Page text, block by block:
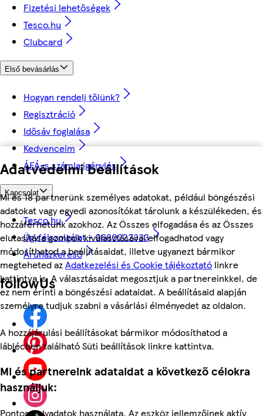
Adatvédelmi beállítások
Mi és 18 partnerünk személyes adatokat, például böngészési
adatokat vagy egyedi azonosítókat tárolunk a készülékeden, és
hozzáférhetünk azokhoz. Az Összes elfogadása és az Összes
elutasítása gombok kiválasztásával elfogadhatod vagy
módosíthatod a beállításaidat, illetve ugyanezt bármikor
megteheted azAdatkezelési és Cookie tájékoztató linkre
kattintva is. A választásaidat megosztjuk a partnereinkkel, de
ez nem érinti a böngészési adataidat. A beállításaid alapján
személyre tudjuk szabni a vásárlási élményedet az oldalon.
A hozzájárulási beállításokat bármikor módosíthatod a
láblécben található Süti beállítások linkre kattintva.
Mi és partnereink adataidat a következő célokra
használjuk:
Pontos helyadatok használata. Az eszköz jellemzőinek aktív
Fizetési lehetőségek
Tesco.hu
Clubcard
Első bevásárlás
Hogyan rendelj tőlünk?
Regisztráció
Idősáv foglalása
Kedvenceim
ÁFÁ-s számla igénylés
Kapcsolat
Tesco.hu
Ügyfélszolgálat - 0680222333
Áruházkereső
followUs